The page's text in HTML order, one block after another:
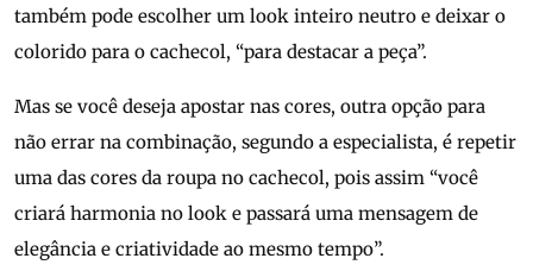
também pode escolher um look inteiro neutro e deixar o
colorido para o cachecol, “para destacar a peça”.
Mas se você deseja apostar nas cores, outra opção para
não errar na combinação, segundo a especialista, é repetir
uma das cores da roupa no cachecol, pois assim “você
criará harmonia no look e passará uma mensagem de
elegância e criatividade ao mesmo tempo”.